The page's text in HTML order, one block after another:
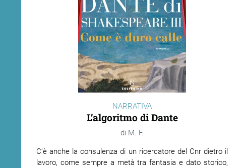
NARRATIVA
L’algoritmo di Dante
M. F.
C’è anche la consulenza di un ricercatore del Cnr dietro il
lavoro, come sempre a metà tra fantasia e dato storico,